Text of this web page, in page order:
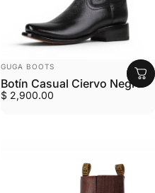
MARCA:
GUGA BOOTS
Botín Casual Ciervo Negro
$ 2,900.00